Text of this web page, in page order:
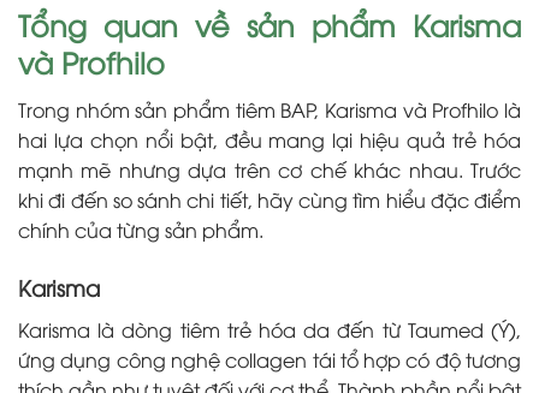
Tổng quan về sản phẩm Karisma
và Profhilo
Trong nhóm sản phẩm tiêm BAP, Karisma và Profhilo là
hai lựa chọn nổi bật, đều mang lại hiệu quả trẻ hóa
mạnh mẽ nhưng dựa trên cơ chế khác nhau. Trước
khi đi đến so sánh chi tiết, hãy cùng tìm hiểu đặc điểm
chính của từng sản phẩm.
Karisma
Karisma là dòng tiêm trẻ hóa da đến từ Taumed (Ý),
ứng dụng công nghệ collagen tái tổ hợp có độ tương